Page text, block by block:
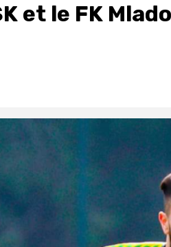
et le FK